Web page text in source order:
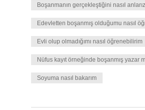
Boşanmanın gerçekleştiğini nasıl anlarız
Edevletten boşanmış olduğumu nasıl
Evli olup olmadığımı nasıl öğrenebilirim
Nüfus kayıt örneğinde boşanmış yazar
Soyuma nasıl bakarım